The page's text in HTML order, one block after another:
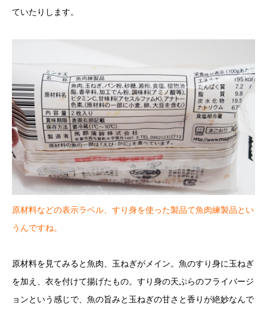
ていたりします。
原材料などの表示ラベル、すり身を使った製品て魚肉練製品とい
うんですね。
原材料を見てみると魚肉、玉ねぎがメイン。魚のすり身に玉ねぎ
を加え、衣を付けて揚げたもの。すり身の天ぷらのフライバージ
ョンという感じで、魚の旨みと玉ねぎの甘さと香りが絶妙なんで